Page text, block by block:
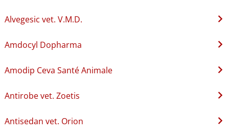
Alvegesic vet. V.M.D.
Amdocyl Dopharma
Amodip Ceva Santé Animale
Antirobe vet. Zoetis
Antisedan vet. Orion